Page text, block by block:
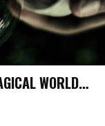
WORLD…